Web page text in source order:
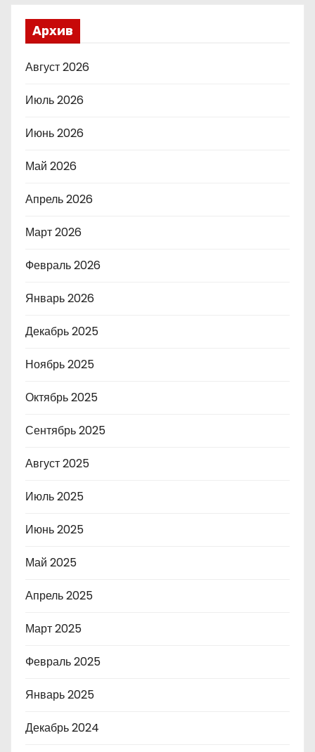
Архив
Август 2026
Июль 2026
Июнь 2026
Май 2026
Апрель 2026
Март 2026
Февраль 2026
Январь 2026
Декабрь 2025
Ноябрь 2025
Октябрь 2025
Сентябрь 2025
Август 2025
Июль 2025
Июнь 2025
Май 2025
Апрель 2025
Март 2025
Февраль 2025
Январь 2025
Декабрь 2024